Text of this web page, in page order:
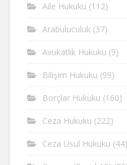
Aile Hukuku (112)
Arabuluculuk (37)
Avukatlık Hukuku (9)
Bilişim Hukuku (99)
Borçlar Hukuku (160)
Ceza Hukuku (222)
Ceza Usul Hukuku (44)